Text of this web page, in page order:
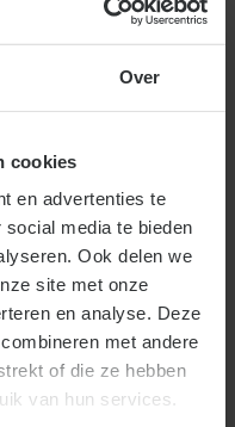
Over
cookies
en advertenties te
media te bieden
Ook delen we
site met onze
en analyse. Deze
met andere
of die ze hebben
van hun services.
K